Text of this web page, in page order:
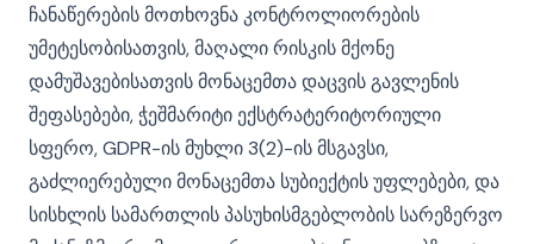
ჩანაწერების მოთხოვნა კონტროლიორების
უმეტესობისათვის, მაღალი რისკის მქონე
დამუშავებისათვის მონაცემთა დაცვის გავლენის
შეფასებები, ჭეშმარიტი ექსტრატერიტორიული
სფერო, GDPR-ის მუხლი 3(2)-ის მსგავსი,
გაძლიერებული მონაცემთა სუბიექტის უფლებები, და
სისხლის სამართლის პასუხისმგებლობის სარეზერვო